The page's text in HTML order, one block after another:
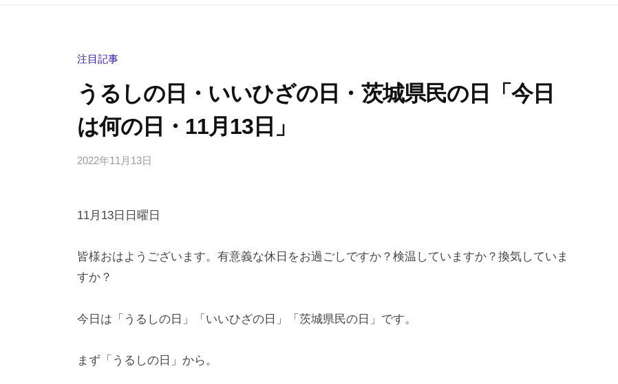
注目記事
うるしの日・いいひざの日・茨城県民の日「今日
は何の日・11月13日」
2022年11月13日
i
a
y
m
の
メ
11月13日日曜日
皆様おはようございます。有意義な休日をお過ごしですか？検温していますか？換気していま
すか？
今日は「うるしの日」「いいひざの日」「茨城県民の日」です。
まず「うるしの日」から。